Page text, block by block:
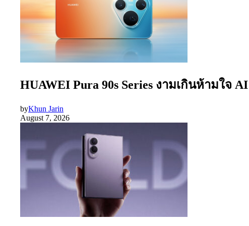
HUAWEI Pura 90s Series งามเกินห้ามใจ
byKhun Jarin
August 7, 2026